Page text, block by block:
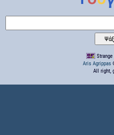
Strange
Aris Agrippas
All right,